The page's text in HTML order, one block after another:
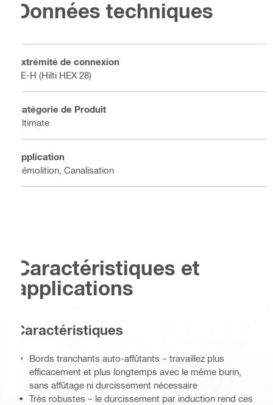
Données techniques
Extrémité de connexion
TE-H (Hilti HEX 28)
Catégorie de Produit
Ultimate
Application
Démolition, Canalisation
Caractéristiques et
applications
Caractéristiques
Bords tranchants auto-affûtants – travaillez plus
efficacement et plus longtemps avec le même burin,
sans affûtage ni durcissement nécessaire
Très robustes – le durcissement par induction rend ces